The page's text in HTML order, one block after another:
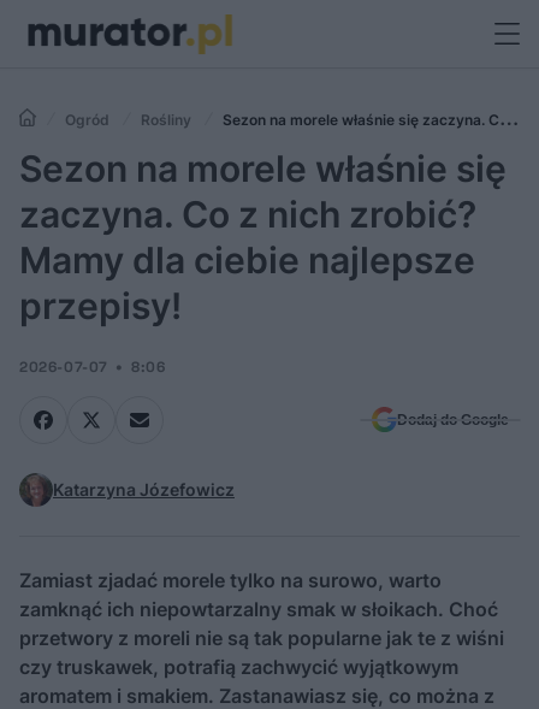
Ogród Rośliny
Sezon na morele właśnie się zaczyna. Co z
nich zrobić? Mamy dla ciebie najlepsze przepisy!
Sezon na morele właśnie się
zaczyna. Co z nich zrobić?
Mamy dla ciebie najlepsze
przepisy!
2026-07-07 8:06
Dodaj do Google
Katarzyna Józefowicz
Zamiast zjadać morele tylko na surowo, warto
zamknąć ich niepowtarzalny smak w słoikach. Choć
przetwory z moreli nie są tak popularne jak te z wiśni
czy truskawek, potrafią zachwycić wyjątkowym
aromatem i smakiem. Zastanawiasz się, co można z